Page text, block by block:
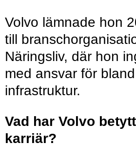
Volvo lämnade hon
till
Näringsliv, där hon
med ansvar för
infrastruktur.
Vad har Volvo
karriär?